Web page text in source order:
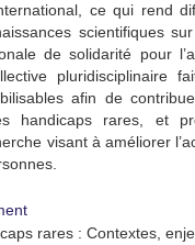
ce qui rend
scientifiques
de solidarité pour
pluridisciplinaire
afin de
handicaps rares, et
visant à améliorer
rares : Contextes,